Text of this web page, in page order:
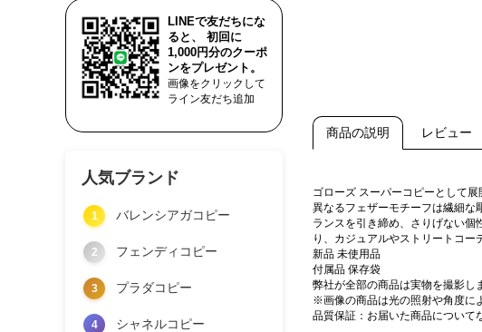
LINEで友だちにな
ると、 初回に
1,000円分のクーポ
ンをプレゼント。
画像をクリックして
ライン友だち追加
人気ブランド
1 バレンシアガコピー
2 フェンディコピー
3 プラダコピー
4 シャネルコピー
商品の説明 レビュー
ゴローズ スーパーコピーとして
異なるフェザーモチーフは繊細な
ランスを引き締め、さりげない個
り、カジュアルやストリートコー
新品 未使用品
付属品 保存袋
弊社が全部の商品は実物を撮影し
※画像の商品は光の照射や角度に
品質保証：お届いた商品について